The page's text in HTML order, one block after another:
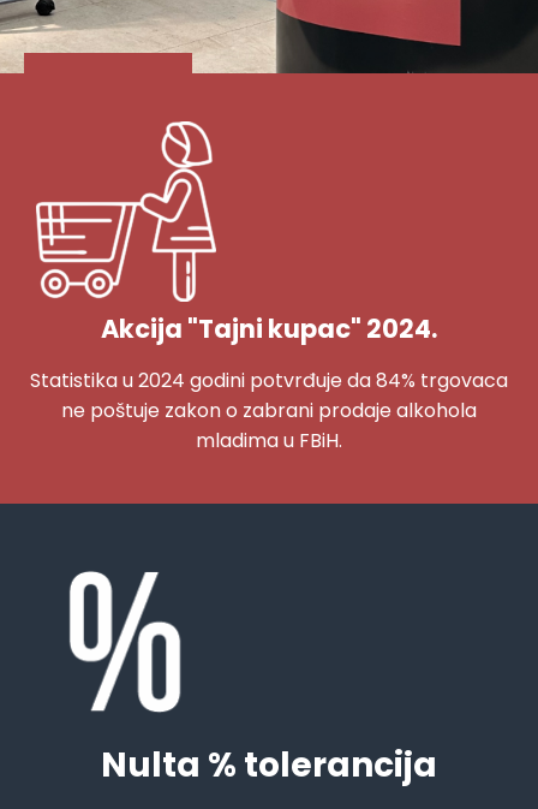
Akcija "Tajni kupac" 2024.
Statistika u 2024 godini potvrđuje da 84% trgovaca
ne poštuje zakon o zabrani prodaje alkohola
mladima u FBiH.
Nulta % tolerancija